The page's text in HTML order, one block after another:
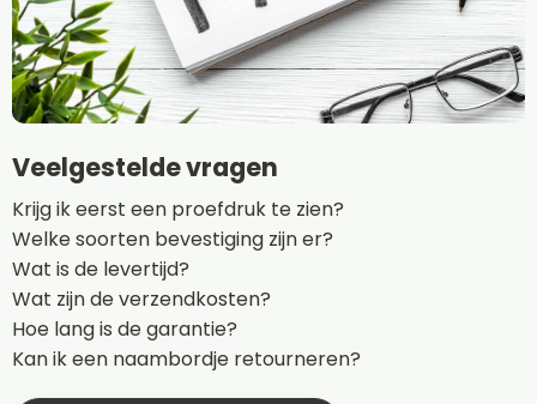
Veelgestelde vragen
Krijg ik eerst een proefdruk te zien?
Welke soorten bevestiging zijn er?
Wat is de levertijd?
Wat zijn de verzendkosten?
Hoe lang is de garantie?
Kan ik een naambordje retourneren?